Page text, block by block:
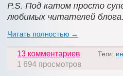
P.S. Под катом просто
любимых читателей блога.
Читать полностью →
13 комментариев Теги:
1 694 просмотров